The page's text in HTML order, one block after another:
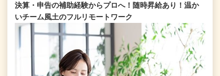
決算・申告の補助経験からプロへ！随時昇給あり！温か
いチーム⾵⼟のフルリモートワーク